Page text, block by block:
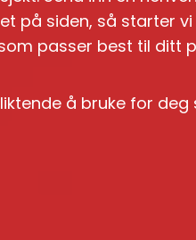
på siden, så starter
passer best til ditt
å bruke for deg